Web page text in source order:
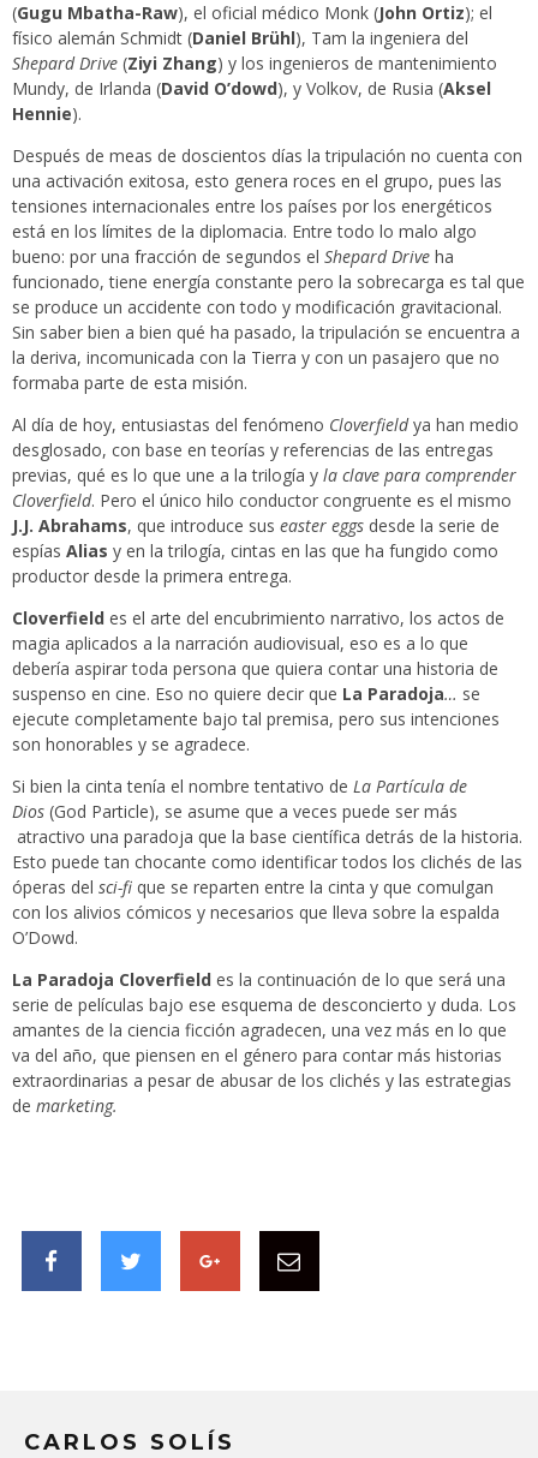
(Gugu Mbatha-Raw), el oficial médico Monk (John Ortiz); el
físico alemán Schmidt (Daniel Brühl), Tam la ingeniera del
Shepard Drive (Ziyi Zhang) y los ingenieros de mantenimiento
Mundy, de Irlanda (David O’dowd), y Volkov, de Rusia (Aksel
Hennie).
Después de meas de doscientos días la tripulación no cuenta con
una activación exitosa, esto genera roces en el grupo, pues las
tensiones internacionales entre los países por los energéticos
está en los límites de la diplomacia. Entre todo lo malo algo
bueno: por una fracción de segundos el Shepard Drive ha
funcionado, tiene energía constante pero la sobrecarga es tal que
se produce un accidente con todo y modificación gravitacional.
Sin saber bien a bien qué ha pasado, la tripulación se encuentra a
la deriva, incomunicada con la Tierra y con un pasajero que no
formaba parte de esta misión.
Al día de hoy, entusiastas del fenómeno Cloverfieldya han medio
desglosado, con base en teorías y referencias de las entregas
previas, qué es lo que une a la trilogía y la clave para comprender
Cloverfield. Pero el único hilo conductor congruente es el mismo
J.J. Abrahams, que introduce sus easter eggs desde la serie de
espías Alias y en la trilogía, cintas en las que ha fungido como
productor desde la primera entrega.
Cloverfield es el arte del encubrimiento narrativo, los actos de
magia aplicados a la narración audiovisual, eso es a lo que
debería aspirar toda persona que quiera contar una historia de
suspenso en cine. Eso no quiere decir que La Paradoja… se
ejecute completamente bajo tal premisa, pero sus intenciones
son honorables y se agradece.
Si bien la cinta tenía el nombre tentativo de La Partícula de
Dios (God Particle), se asume que a veces puede ser más
atractivo una paradoja que la base científica detrás de la historia.
Esto puede tan chocante como identificar todos los clichés de las
óperas del sci-fi que se reparten entre la cinta y que comulgan
con los alivios cómicos y necesarios que lleva sobre la espalda
O’Dowd.
La Paradoja Cloverfield es la continuación de lo que será una
serie de películas bajo ese esquema de desconcierto y duda. Los
amantes de la ciencia ficción agradecen, una vez más en lo que
va del año, que piensen en el género para contar más historias
extraordinarias a pesar de abusar de los clichés y las estrategias
de marketing.
CARLOS SOLÍS